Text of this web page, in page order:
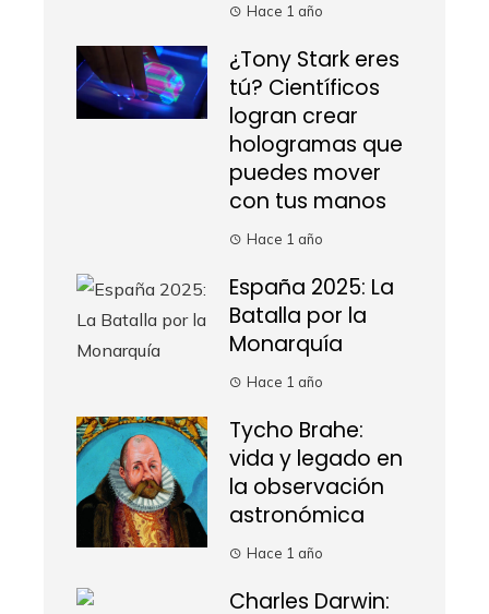
Hace 1 año
¿Tony Stark eres
tú? Científicos
logran crear
hologramas que
puedes mover
con tus manos
Hace 1 año
España 2025: La
Batalla por la
Monarquía
Hace 1 año
Tycho Brahe:
vida y legado en
la observación
astronómica
Hace 1 año
Charles Darwin: